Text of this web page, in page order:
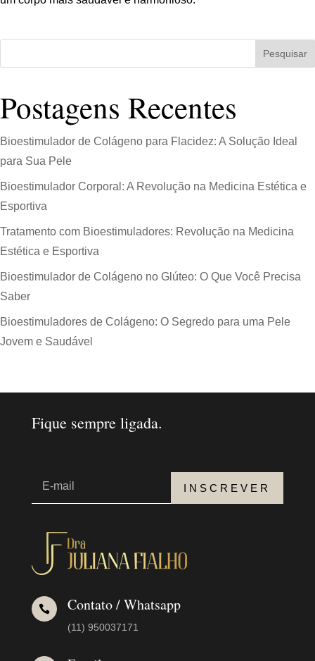
Pesquisar
Postagens Recentes
Bioestimulador de Colágeno para Flacidez: A Solução Ideal
para Sua Pele
Bioestimulador Corporal: A Revolução na Medicina Estética e
Esportiva
Tratamento com Bioestimuladores: Revolução na Medicina
Estética e Esportiva
Bioestimulador de Colágeno no Glúteo: O Que Você Precisa
Saber
Bioestimuladores de Colágeno: O Segredo para uma Pele
Jovem e Saudável
Fique sempre ligada.
INSCREVER
 Contato / Whatsapp
(11) 950037171